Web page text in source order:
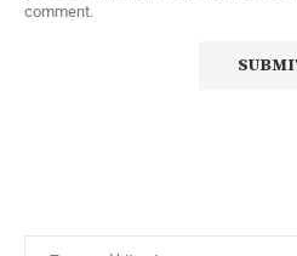
comment.